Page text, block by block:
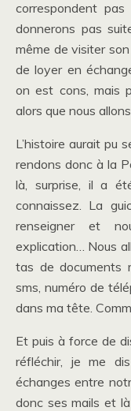
correspondent
donnerons pas
même de visiter
de loyer en
on est cons, mais
alors que nous
L’histoire aurait pu
rendons donc à la
là, surprise, il a
connaissez. La
renseigner et
explication… Nous
tas de documents
sms, numéro de
dans ma tête.
Et puis à force de
réfléchir, je me
échanges entre
donc ses mails et